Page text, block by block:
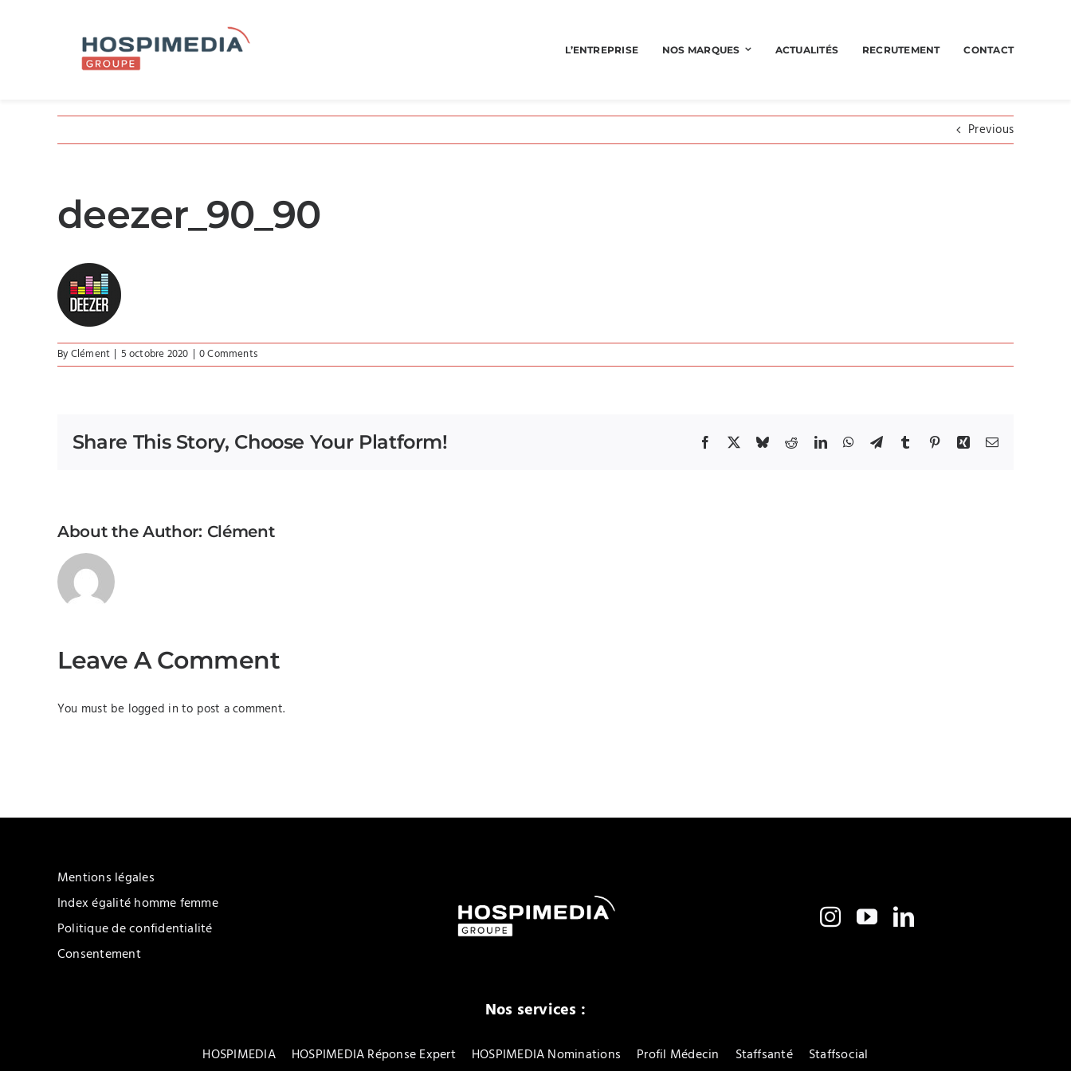
L’ENTREPRISE NOS MARQUES ACTUALITÉS RECRUTEMENT CONTACT
Previous
deezer_90_90
ByClément | 5 octobre 2020 | 0 Comments
Share This Story, Choose Your Platform! Facebook BlueskyRedditLinkedInWhatsApp
TelegramTumblrPinterestXing Email
About the Author: Clément
Leave A Comment
You must be logged in to post a comment.
Mentions légales
Index égalité homme femme
Politique de confidentialité
Consentement
Nos services :
HOSPIMEDIA HOSPIMEDIA Réponse Expert HOSPIMEDIA Nominations Profil Médecin Staffsanté Staffsocial